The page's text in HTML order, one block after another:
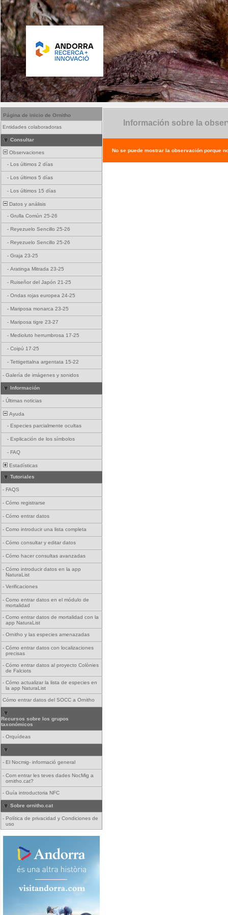
Página de inicio de Ornitho
Entidades colaboradoras
Consultar
Observaciones
- Los últimos 2 días
- Los últimos 5 días
- Los últimos 15 días
Datos y análisis
- Grulla Común 25-26
- Reyezuelo Sencillo 25-26
- Reyezuelo Sencillo 25-26
- Graja 23-25
- Aratinga Mitrada 23-25
- Ruiseñor del Japón 21-25
- Ondas rojas europea 24-25
- Mariposa monarca 23-25
- Mariposa tigre 23-27
- Medioluto herrumbrosa 17-25
- Coipú 17-25
- Tettigettalna argentata 15-22
- Galería de imágenes y sonidos
Información
- Últimas noticias
Ayuda
- Especies parcialmente ocultas
- Explicación de los símbolos
- FAQ
Estadísticas
Tutoriales
- FAQS
- Cómo registrarse
- Cómo entrar datos
- Como introducir una lista completa
- Cómo consultar y editar datos
- Cómo hacer consultas avanzadas
- Cómo introducir datos en la app
NaturaList
- Verificaciones
- Como entrar datos en el módulo de
mortalidad
- Como entrar datos de mortalidad con la
app NaturaList
- Ornitho y las especies amenazadas
- Cómo entrar datos con localizaciones
precisas
- Cómo entrar datos al proyecto Colònies
de Falciots
- Cómo actualizar la lista de especies en
la app NaturaList
Cómo entrar datos del SOCC a Ornitho
Recursos sobre los grupos
taxonómicos
- Orquídeas
- El Nocmig- informació general
- Com entrar les teves dades NocMig a
ornitho.cat?
- Guía introductoria NFC
Sobre ornitho.cat
- Política de privacidad y Condiciones de
uso
Información sobre la
No se puede mostrar la observación porque